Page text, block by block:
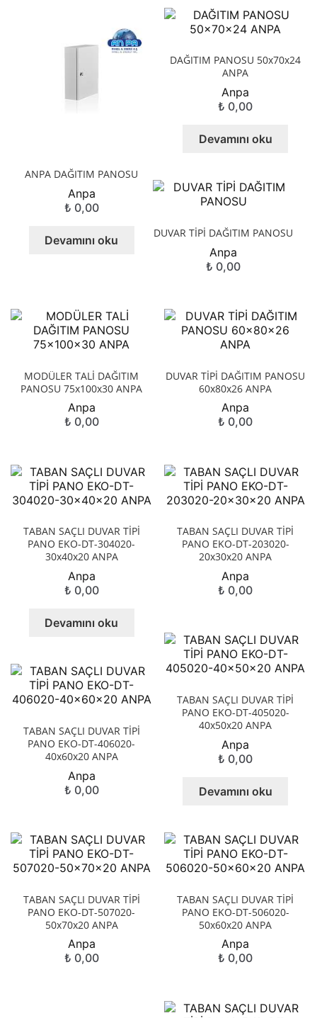
Alt
ANPA DAĞITIM PANOSU
Anpa
₺ 0,00
Devamını oku
DAĞITIM PANOSU 50x70x24
ANPA
Anpa
₺ 0,00
Devamını oku
DUVAR TİPİ DAĞITIM PANOSU
Anpa
₺ 0,00
DUVAR TİPİ DAĞITIM PANOSU
60x80x26 ANPA
Anpa
₺ 0,00
MODÜLER TALİ DAĞITIM
PANOSU 75x100x30 ANPA
Anpa
₺ 0,00
TABAN SAÇLI DUVAR TİPİ
PANO EKO-DT-203020-
20x30x20 ANPA
Anpa
₺ 0,00
TABAN SAÇLI DUVAR TİPİ
PANO EKO-DT-304020-
30x40x20 ANPA
Anpa
₺ 0,00
Devamını oku
TABAN SAÇLI DUVAR TİPİ
PANO EKO-DT-405020-
40x50x20 ANPA
Anpa
₺ 0,00
Devamını oku
TABAN SAÇLI DUVAR TİPİ
PANO EKO-DT-406020-
40x60x20 ANPA
Anpa
₺ 0,00
TABAN SAÇLI DUVAR TİPİ
PANO EKO-DT-506020-
50x60x20 ANPA
Anpa
₺ 0,00
TABAN SAÇLI DUVAR TİPİ
PANO EKO-DT-507020-
50x70x20 ANPA
Anpa
₺ 0,00